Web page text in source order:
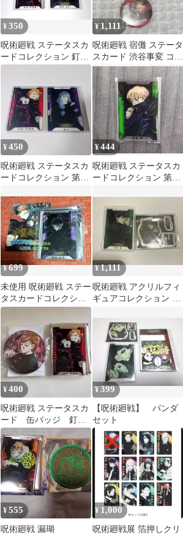
¥350
呪術廻戦 ステータスカ
ードコレクション 釘崎
野薔薇 禪院真希
¥ 1,111
呪術廻戦 宿儺 ステータ
スカード 渋谷事変 コレ
クション缶バッジ
¥450
呪術廻戦 ステータスカ
ードコレクション 第1
¥444
呪術廻戦 ステータスカ
ードコレクション 第1
¥699
未使用 呪術廻戦 ステー
タスカードコレクショ
ン 1弾 禪院真希 限定
¥1,111
呪術廻戦 アクリルフィ
ギュアコレクション 伏
¥400
呪術廻戦 ステータスカ
ード 缶バッジ 釘崎
野薔薇
¥399
【呪術廻戦】 パンダ
セット
¥555
呪術廻戦 漏瑚
¥ 1,000
呪術廻戦展 箔押しクリ